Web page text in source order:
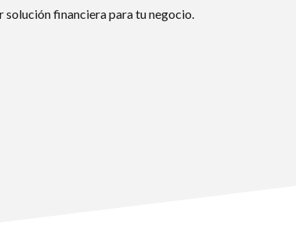
solución financiera para tu negocio.